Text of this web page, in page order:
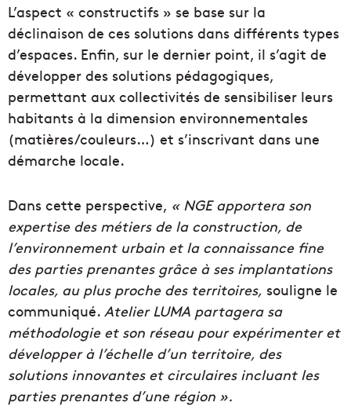
L’aspect « constructifs » se base sur la
déclinaison de ces solutions dans différents types
d’espaces. Enfin, sur le dernier point, il s’agit de
développer des solutions pédagogiques,
permettant aux collectivités de sensibiliser leurs
habitants à la dimension environnementales
(matières/couleurs…) et s’inscrivant dans une
démarche locale.
Dans cette perspective, « NGE apportera son
expertise des métiers de la construction, de
l’environnement urbain et la connaissance fine
des parties prenantes grâce à ses implantations
locales, au plus proche des territoires, souligne le
communiqué. Atelier LUMA partagera sa
méthodologie et son réseau pour expérimenter et
développer à l’échelle d’un territoire, des
solutions innovantes et circulaires incluant les
parties prenantes d’une région ».